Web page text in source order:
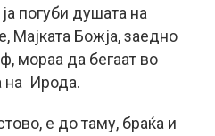
погуби душата на
Мајката Божја, заедно
мораа да бегаат во
на Ирода.
е до таму, браќа и